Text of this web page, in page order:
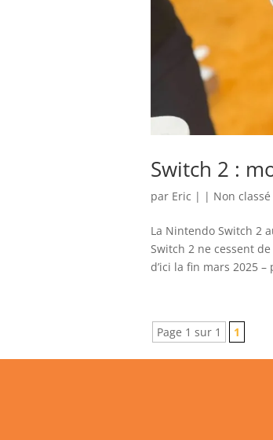
Switch 2 :
par Eric | | Non classé
La Nintendo Switch 2
Switch 2 ne cessent
d’ici la fin mars 2025
Page 1 sur 1 1